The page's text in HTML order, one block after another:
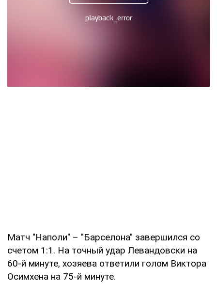
Матч "Наполи" – "Барселона" завершился со
счетом 1:1. На точный удар Левандовски на
60-й минуте, хозяева ответили голом Виктора
Осимхена на 75-й минуте.